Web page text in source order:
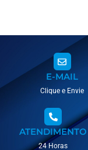
E-MAIL
Clique e Envie
ATENDIMENTO
24 Horas